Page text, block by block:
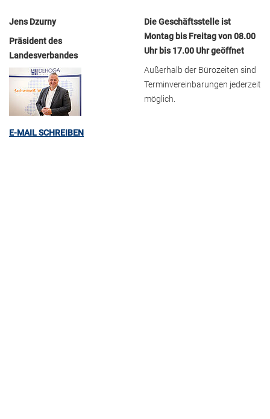
Jens Dzurny
Präsident des
Landesverbandes
E-MAIL SCHREIBEN
Die Geschäftsstelle ist
Montag bis Freitag von 08.00
Uhr bis 17.00 Uhr geöffnet
Außerhalb der Bürozeiten sind
Terminvereinbarungen jederzeit
möglich.